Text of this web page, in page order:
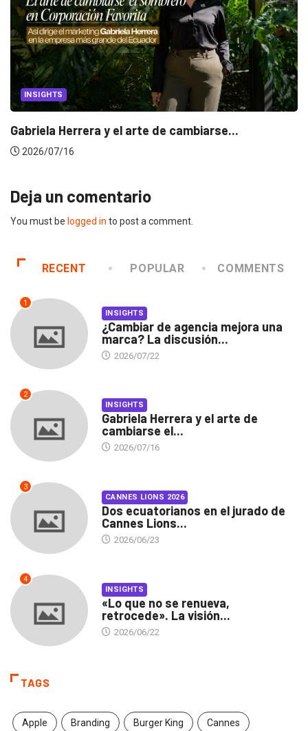
Herrera y el arte de cambiarse...
07/16
Deja un comentario
You must be logged in to post a comment.
RECENT POPULAR COMMENTS
1
INSIGHTS
¿Cambiar de agencia mejora una
marca? La discusión...
2026/07/22
2
INSIGHTS
Gabriela Herrera y el arte de
cambiarse el...
2026/07/16
3
CANNES LIONS 2026
Dos ecuatorianos en el jurado de
Cannes Lions...
2026/06/23
4
INSIGHTS
«Lo que no se renueva,
retrocede». La visión...
2026/06/22
TAGS
Apple Branding Burger King Cannes